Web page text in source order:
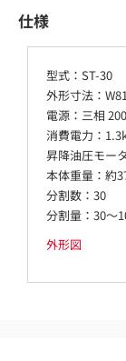
仕様
型式：ST-30
外形寸法：
電源：三相
消費電力：
昇降油圧モー
本体重量：約
分割数：30
分割量：30～
外形図